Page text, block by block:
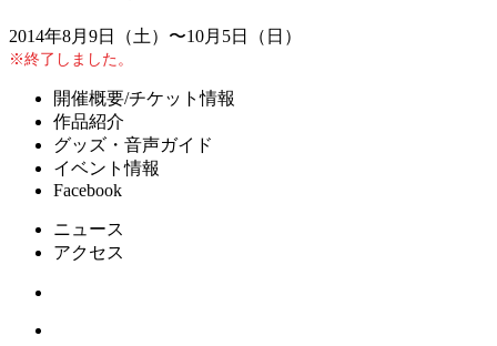
2014年8月9日（土）〜10月5日（日）
※終了しました。
開催概要/チケット情報
作品紹介
グッズ・音声ガイド
イベント情報
Facebook
ニュース
アクセス